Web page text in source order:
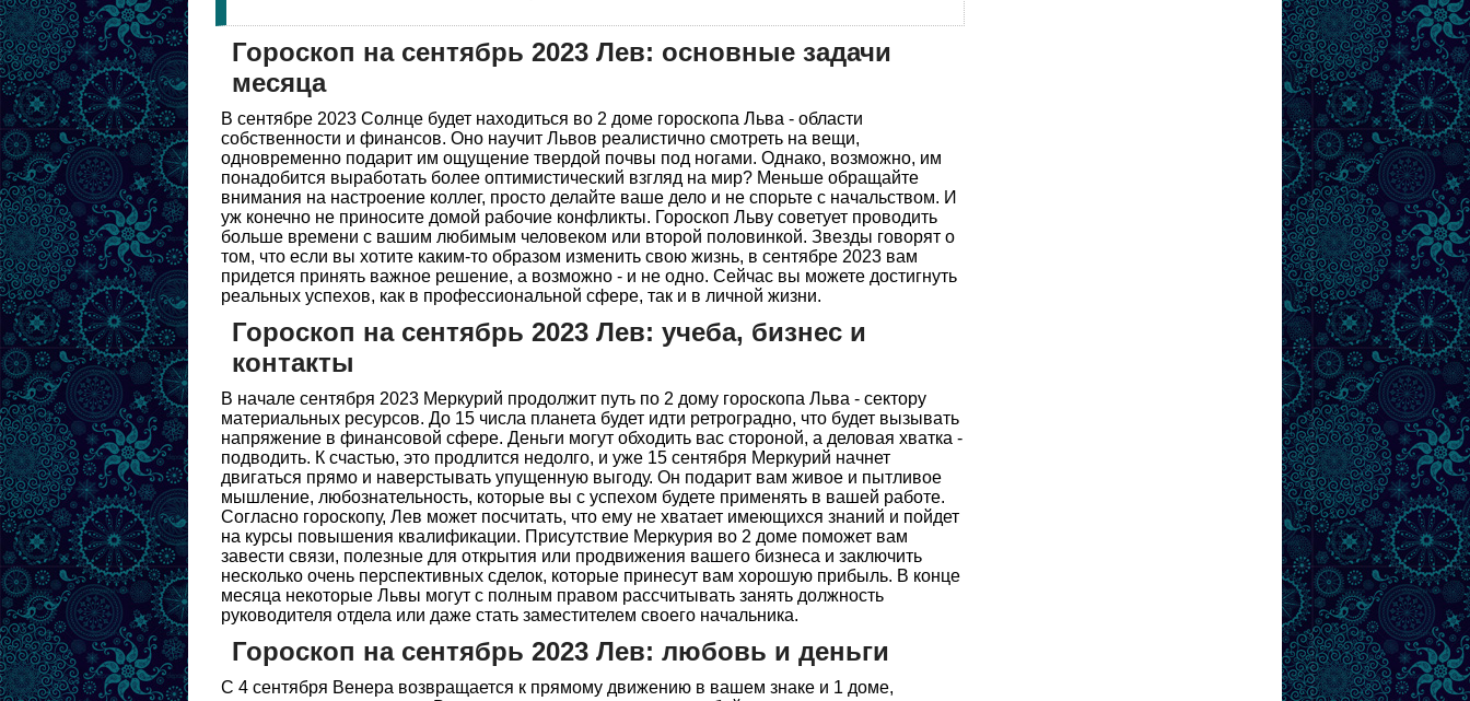
Гороскоп на сентябрь 2023 Лев: основные задачи
месяца
В сентябре 2023 Солнце будет находиться во 2 доме гороскопа Льва - области
собственности и финансов. Оно научит Львов реалистично смотреть на вещи,
одновременно подарит им ощущение твердой почвы под ногами. Однако, возможно, им
понадобится выработать более оптимистический взгляд на мир? Меньше обращайте
внимания на настроение коллег, просто делайте ваше дело и не спорьте с начальством. И
уж конечно не приносите домой рабочие конфликты. Гороскоп Льву советует проводить
больше времени с вашим любимым человеком или второй половинкой. Звезды говорят о
том, что если вы хотите каким-то образом изменить свою жизнь, в сентябре 2023 вам
придется принять важное решение, а возможно - и не одно. Сейчас вы можете достигнуть
реальных успехов, как в профессиональной сфере, так и в личной жизни.
Гороскоп на сентябрь 2023 Лев: учеба, бизнес и
контакты
В начале сентября 2023 Меркурий продолжит путь по 2 дому гороскопа Льва - сектору
материальных ресурсов. До 15 числа планета будет идти ретроградно, что будет вызывать
напряжение в финансовой сфере. Деньги могут обходить вас стороной, а деловая хватка -
подводить. К счастью, это продлится недолго, и уже 15 сентября Меркурий начнет
двигаться прямо и наверстывать упущенную выгоду. Он подарит вам живое и пытливое
мышление, любознательность, которые вы с успехом будете применять в вашей работе.
Согласно гороскопу, Лев может посчитать, что ему не хватает имеющихся знаний и пойдет
на курсы повышения квалификации. Присутствие Меркурия во 2 доме поможет вам
завести связи, полезные для открытия или продвижения вашего бизнеса и заключить
несколько очень перспективных сделок, которые принесут вам хорошую прибыль. В конце
месяца некоторые Львы могут с полным правом рассчитывать занять должность
руководителя отдела или даже стать заместителем своего начальника.
Гороскоп на сентябрь 2023 Лев: любовь и деньги
С 4 сентября Венера возвращается к прямому движению в вашем знаке и 1 доме,